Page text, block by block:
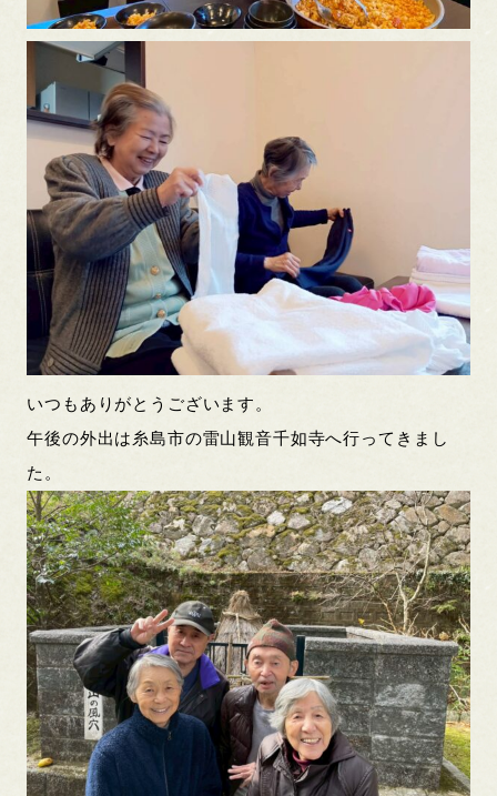
いつもありがとうございます。
午後の外出は糸島市の雷山観音千如寺へ行ってきまし
た。